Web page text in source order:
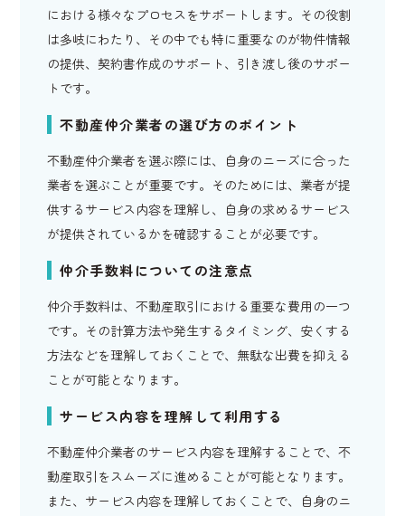
における様々なプロセスをサポートします。その役割
は多岐にわたり、その中でも特に重要なのが物件情報
の提供、契約書作成のサポート、引き渡し後のサポー
トです。
不動産仲介業者の選び方のポイント
不動産仲介業者を選ぶ際には、自身のニーズに合った
業者を選ぶことが重要です。そのためには、業者が提
供するサービス内容を理解し、自身の求めるサービス
が提供されているかを確認することが必要です。
仲介手数料についての注意点
仲介手数料は、不動産取引における重要な費用の一つ
です。その計算方法や発生するタイミング、安くする
方法などを理解しておくことで、無駄な出費を抑える
ことが可能となります。
サービス内容を理解して利用する
不動産仲介業者のサービス内容を理解することで、不
動産取引をスムーズに進めることが可能となります。
また、サービス内容を理解しておくことで、自身のニ